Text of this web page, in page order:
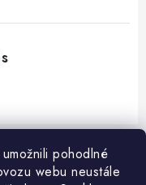
pohodlné
webu neustále